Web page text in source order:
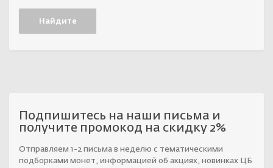
Подпишитесь на наши письма и
получите промокод на скидку 2%
Отправляем 1-2 письма в неделю с тематическими
подборками монет, информацией об акциях, новинках ЦБ